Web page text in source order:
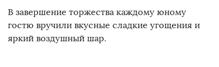
В завершение торжества каждому юному
гостю вручили вкусные сладкие угощения и
яркий воздушный шар.